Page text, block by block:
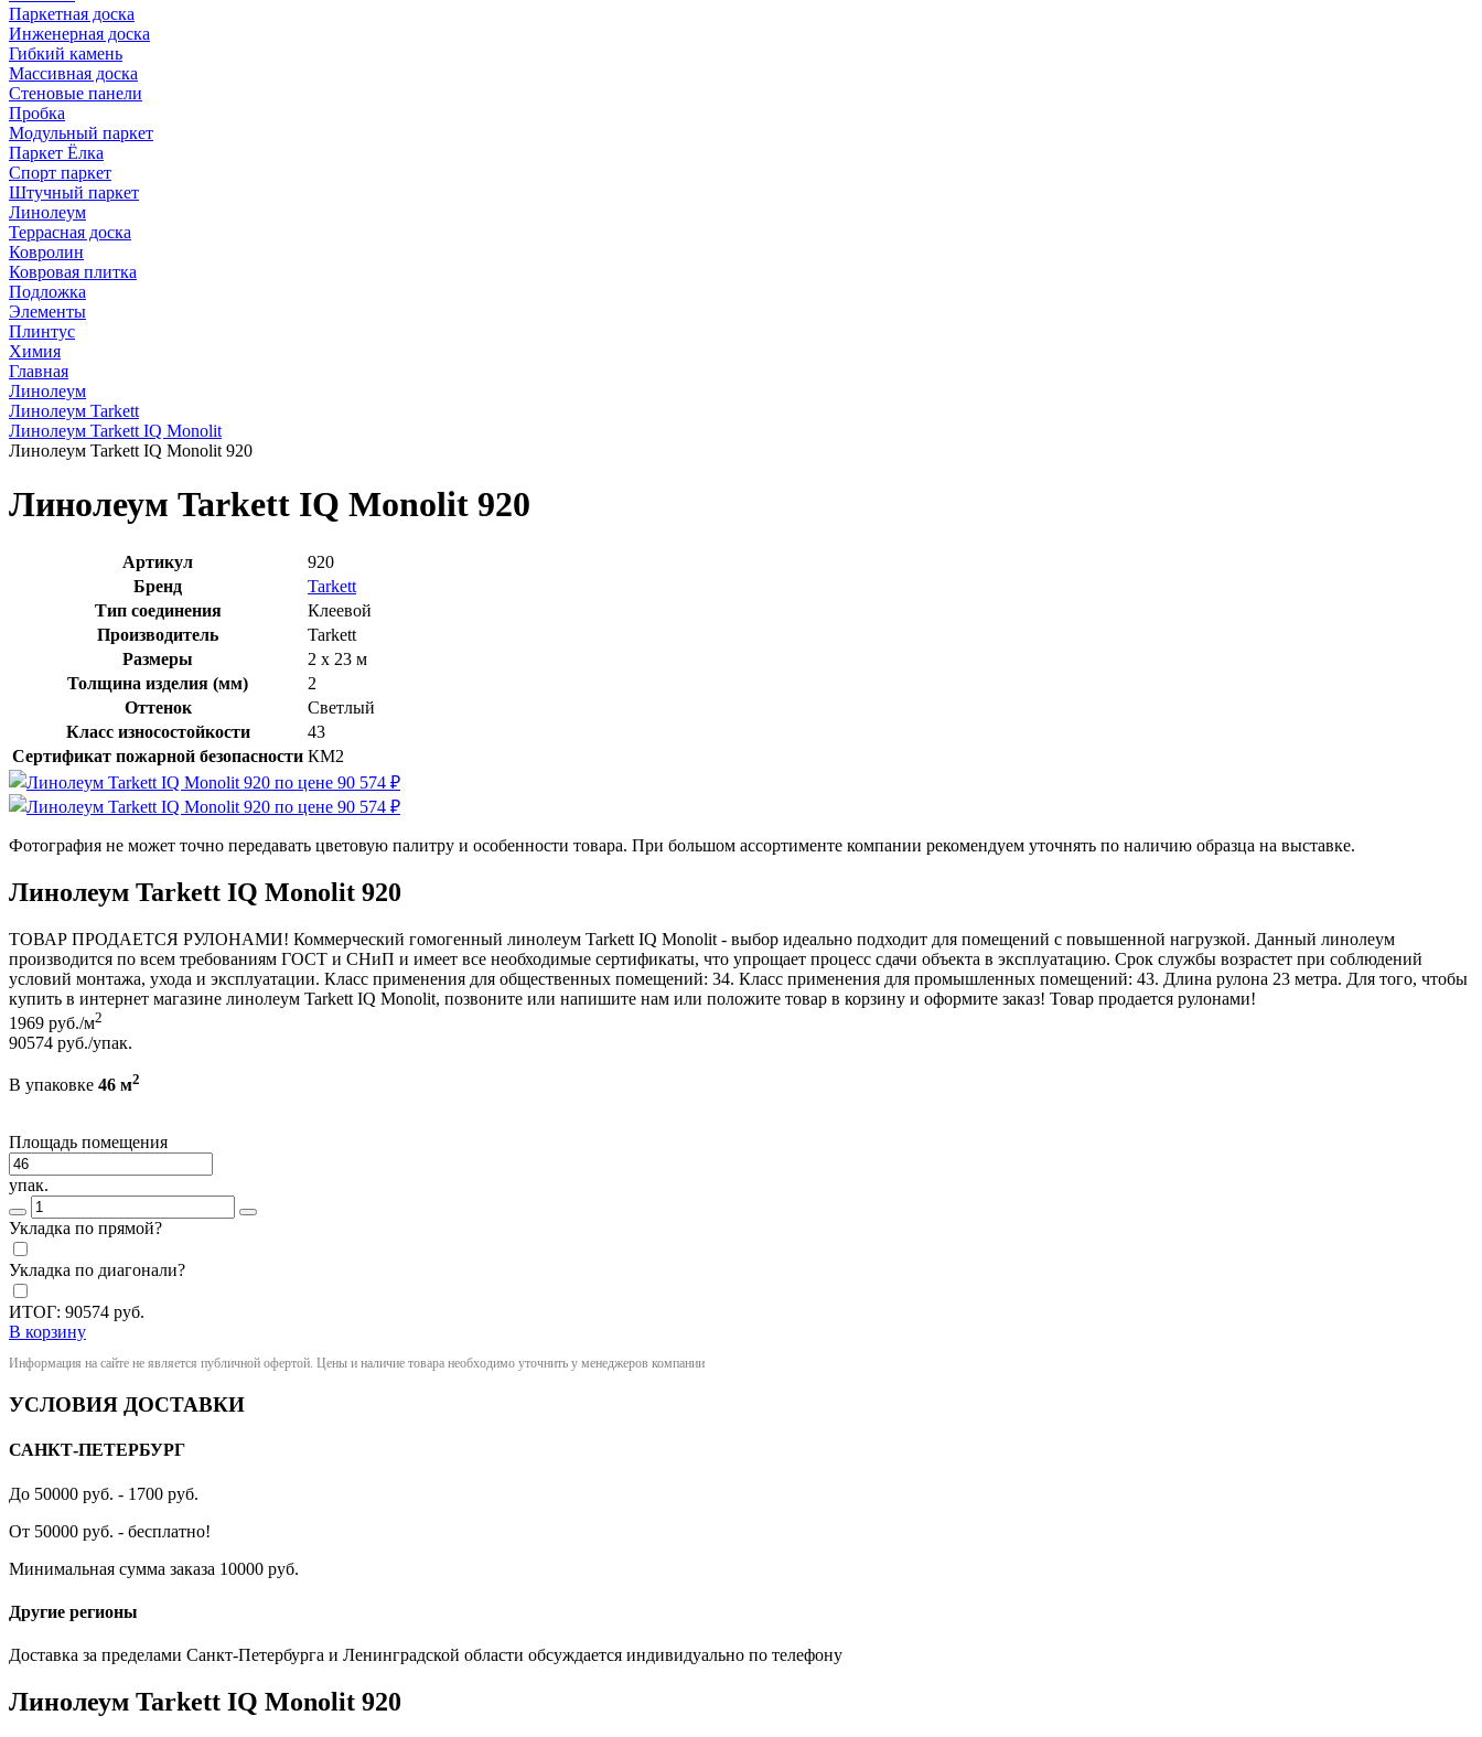
Паркетная доска
Инженерная доска
Гибкий камень
Массивная доска
Стеновые панели
Пробка
Модульный паркет
Паркет Ёлка
Спорт паркет
Штучный паркет
Линолеум
Террасная доска
Ковролин
Ковровая плитка
Подложка
Элементы
Плинтус
Химия
Главная
Линолеум
Линолеум Tarkett
Линолеум Tarkett IQ Monolit
Линолеум Tarkett IQ Monolit 920
Линолеум Tarkett IQ Monolit 920
Артикул
920
Бренд
Tarkett
Тип соединения
Клеевой
Производитель
Tarkett
Размеры
2 x 23 м
Толщина изделия (мм)
2
Оттенок
Светлый
Класс износостойкости
43
Сертификат пожарной безопасности КМ2
Фотография не может точно передавать цветовую палитру и особенности товара. При большом ассортименте компании рекомендуем уточнять по наличию образца на выставке.
Линолеум Tarkett IQ Monolit 920
ТОВАР ПРОДАЕТСЯ РУЛОНАМИ! Коммерческий гомогенный линолеум Tarkett IQ Monolit - выбор идеально подходит для помещений с повышенной нагрузкой. Данный линолеум
производится по всем требованиям ГОСТ и СНиП и имеет все необходимые сертификаты, что упрощает процесс сдачи объекта в эксплуатацию. Срок службы возрастет при соблюдений
условий монтажа, ухода и эксплуатации. Класс применения для общественных помещений: 34. Класс применения для промышленных помещений: 43. Длина рулона 23 метра. Для того, чтобы
купить в интернет магазине линолеум Tarkett IQ Monolit, позвоните или напишите нам или положите товар в корзину и оформите заказ! Товар продается рулонами!
1969 руб./м2
90574 руб./упак.
В упаковке 46 м2
Площадь помещения
упак.
Укладка по прямой?
Укладка по диагонали?
ИТОГ: 90574 руб.
В корзину
Информация на сайте не является публичной офертой. Цены и наличие товара необходимо уточнить у менеджеров компании
УСЛОВИЯ ДОСТАВКИ
САНКТ-ПЕТЕРБУРГ
До 50000 руб. - 1700 руб.
От 50000 руб. - бесплатно!
Минимальная сумма заказа 10000 руб.
Другие регионы
Доставка за пределами Санкт-Петербурга и Ленинградской области обсуждается индивидуально по телефону
Линолеум Tarkett IQ Monolit 920